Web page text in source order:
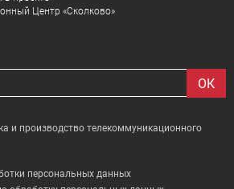
Центр «Сколково»
и производство телекоммуникационного
персональных данных